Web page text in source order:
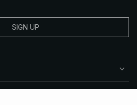
SIGN UP